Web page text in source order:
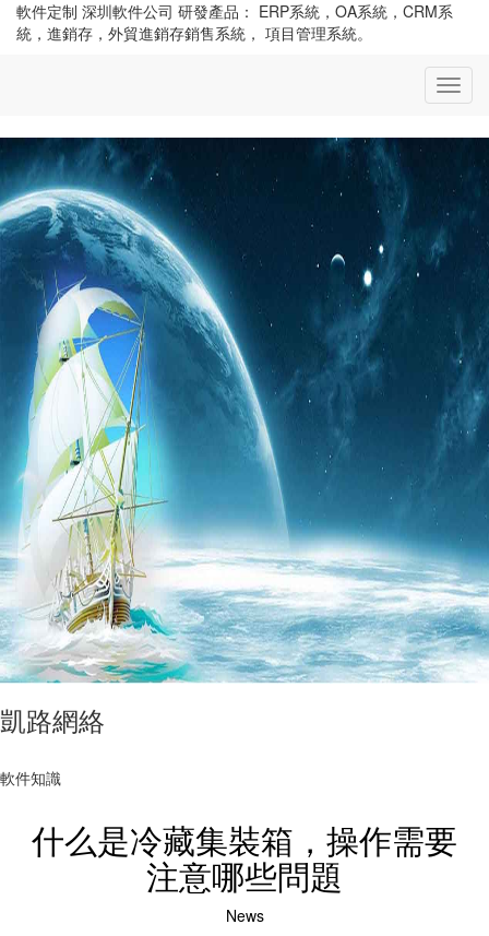
軟件定制 深圳軟件公司 研發產品： ERP系統，OA系統，CRM系
統，進銷存，外貿進銷存銷售系統， 項目管理系統。
凱路網絡
軟件知識
什么是冷藏集裝箱，操作需要
注意哪些問題
News